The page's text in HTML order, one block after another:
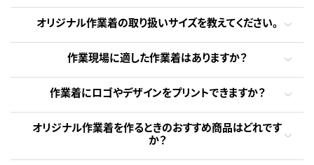
オリジナル作業着の取り扱いサイズを教えてください。
作業現場に適した作業着はありますか？
作業着にロゴやデザインをプリントできますか？
オリジナル作業着を作るときのおすすめ商品はどれです
か？